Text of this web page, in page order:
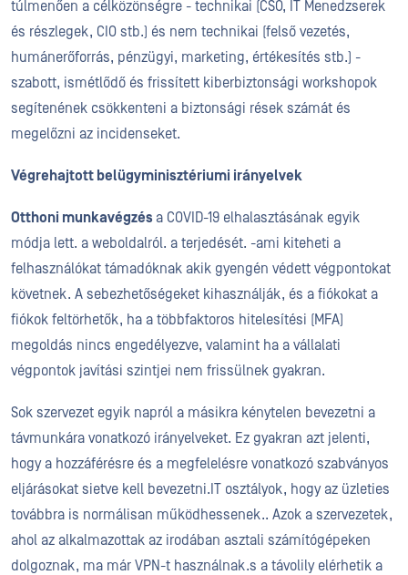
túlmenően a célközönségre - technikai (CSO, IT Menedzserek
és részlegek, CIO stb.) és nem technikai (felső vezetés,
humánerőforrás, pénzügyi, marketing, értékesítés stb.) -
szabott, ismétlődő és frissített kiberbiztonsági workshopok
segítenének csökkenteni a biztonsági rések számát és
megelőzni az incidenseket.
Végrehajtott belügyminisztériumi irányelvek
Otthoni munkavégzés a COVID-19 elhalasztásának egyik
módja lett. a weboldalról. a terjedését. -ami kiteheti a
felhasználókat támadóknak akik gyengén védett végpontokat
követnek. A sebezhetőségeket kihasználják, és a fiókokat a
fiókok feltörhetők, ha a többfaktoros hitelesítési (MFA)
megoldás nincs engedélyezve, valamint ha a vállalati
végpontok javítási szintjei nem frissülnek gyakran.
Sok szervezet egyik napról a másikra kénytelen bevezetni a
távmunkára vonatkozó irányelveket. Ez gyakran azt jelenti,
hogy a hozzáférésre és a megfelelésre vonatkozó szabványos
eljárásokat sietve kell bevezetni. IT osztályok, hogy az üzleties
továbbra is normálisan működhessenek.. Azok a szervezetek,
ahol az alkalmazottak az irodában asztali számítógépeken
dolgoznak, ma már VPN-t használnak.s a távolily elérhetik a